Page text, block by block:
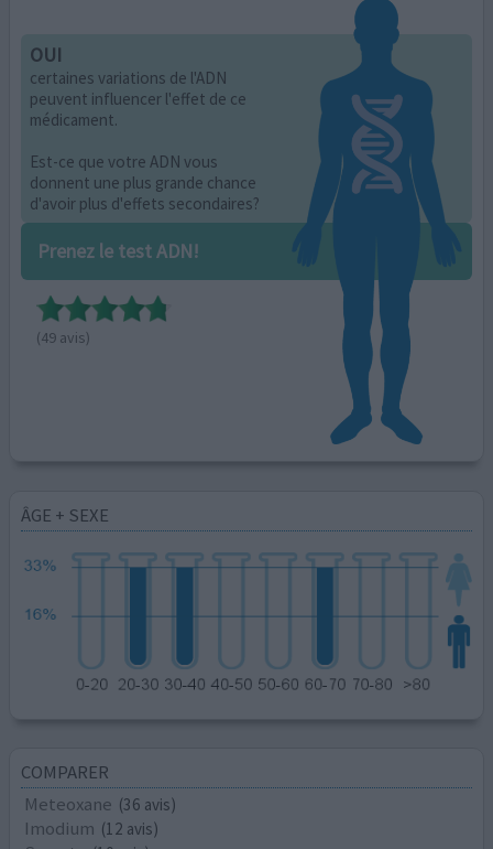
OUI
certaines variations de l'ADN
peuvent influencer l'effet de ce
médicament.
Est-ce que votre ADN vous
donnent une plus grande chance
d'avoir plus d'effets secondaires?
Prenez le test ADN!
(49 avis)
ÂGE + SEXE
COMPARER
Meteoxane (36 avis)
Imodium (12 avis)